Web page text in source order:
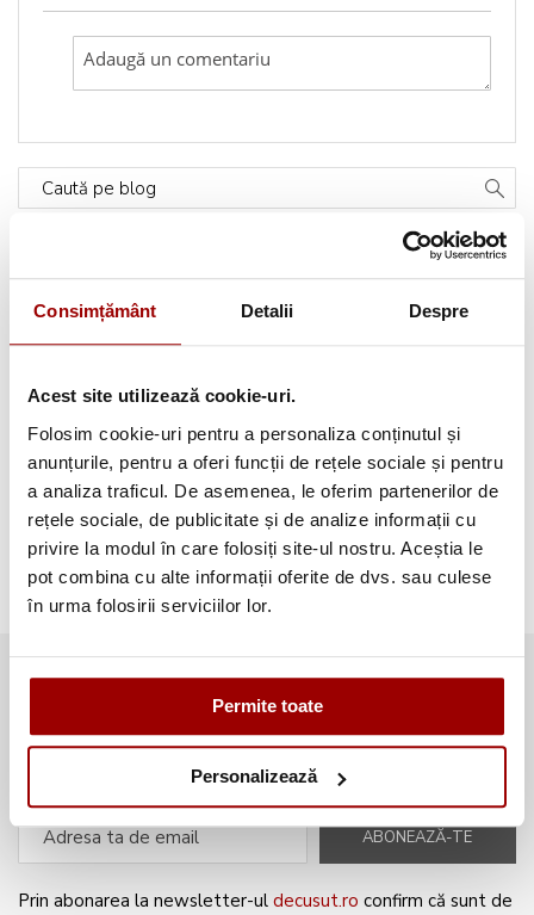
Consimțământ Detalii Despre
Acest site utilizează cookie-uri.
Folosim cookie-uri pentru a personaliza conținutul și
anunțurile, pentru a oferi funcții de rețele sociale și pentru
a analiza traficul. De asemenea, le oferim partenerilor de
rețele sociale, de publicitate și de analize informații cu
privire la modul în care folosiți site-ul nostru. Aceștia le
pot combina cu alte informații oferite de dvs. sau culese
în urma folosirii serviciilor lor.
Permite toate
Personalizează
Caută pe blog
Categorii
Testimoniale(1493)
Aplicatii textile(123)
Evenimente (66)
Broderii gratuite(103)
Abonează-te la newsletter și fii
mereu la curent cu noile produse și
oferte speciale!
ABONEAZĂ-TE
Prin abonarea la newsletter-ul decusut.ro confirm că sunt de